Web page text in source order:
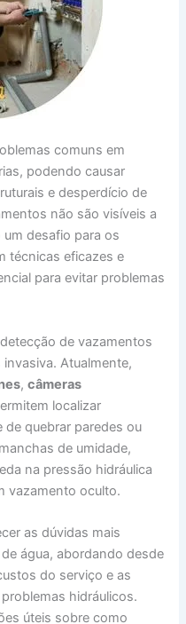
comuns em
podendo causar
e desperdício de
não são visíveis a
desafio para os
técnicas eficazes e
para evitar problemas
de vazamentos
Atualmente,
,câmeras
localizar
quebrar paredes ou
de umidade,
na pressão hidráulica
vazamento oculto.
as dúvidas mais
água, abordando desde
do serviço e as
hidráulicos.
úteis sobre como